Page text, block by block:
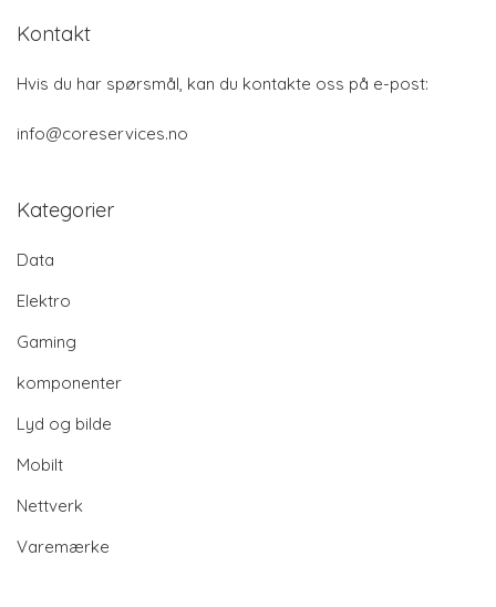
Kontakt
Hvis du har spørsmål, kan du kontakte oss på e-post:
info@coreservices.no
Kategorier
Data
Elektro
Gaming
komponenter
Lyd og bilde
Mobilt
Nettverk
Varemærke